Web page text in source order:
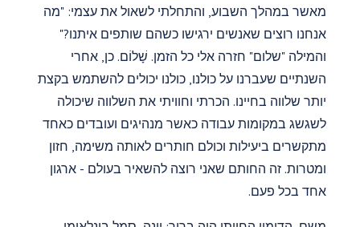
מאשר במהלך השבוע, והתחלתי לשאול את עצמי: "מה
אנחנו רוצים שאנשים ירגישו כשהם שותפים איתנו?"
והמילה "שלום" חזרה אלי כל הזמן. שָׁלוֹם. כן, אחרי
השנתיים שעברנו על כולנו, כולנו יכולים להשתמש בקצת
יותר שלווה בחיינו. הכרתי וחוויתי את השלווה שיכולה
לשגשג במקומות עבודה כאשר מנהיגים ועובדים כאחד
מתקשרים ביעילות וכולם חותרים לאותה משימה, חזון
ומטרות. זה החותם שאני רוצה להשאיר בעולם - ארגון
אחד בכל פעם.